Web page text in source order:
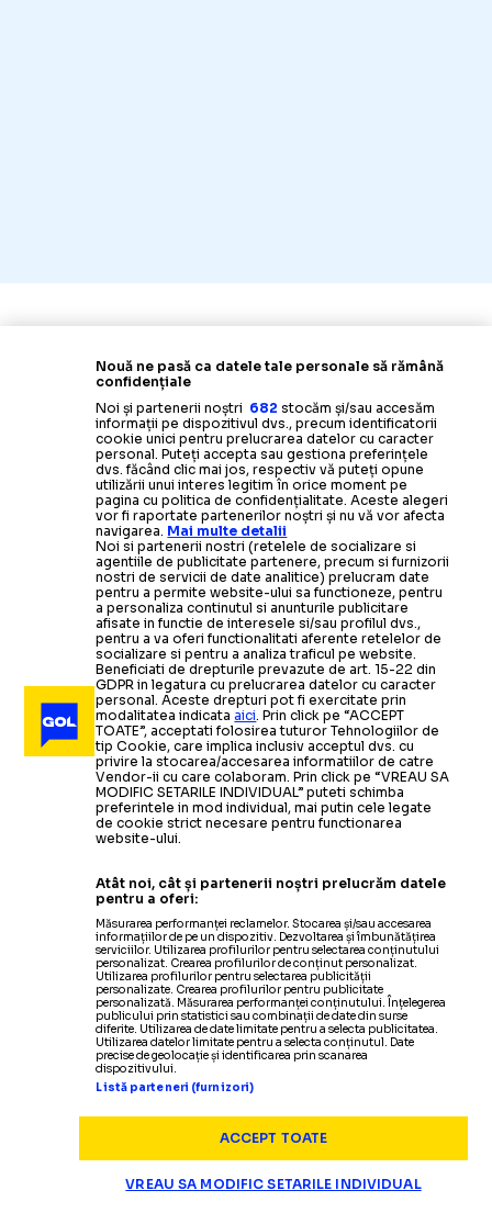
Nouă ne pasă ca datele tale personale să rămână
confidențiale
Noi și partenerii noștri 682 stocăm și/sau accesăm
informații pe dispozitivul dvs., precum identificatorii
cookie unici pentru prelucrarea datelor cu caracter
personal. Puteți accepta sau gestiona preferințele
dvs. făcând clic mai jos, respectiv vă puteți opune
utilizării unui interes legitim în orice moment pe
pagina cu politica de confidențialitate. Aceste alegeri
vor fi raportate partenerilor noștri și nu vă vor afecta
navigarea. Mai multe detalii
Noi si partenerii nostri (retelele de socializare si
agentiile de publicitate partenere, precum si furnizorii
nostri de servicii de date analitice) prelucram date
pentru a permite website-ului sa functioneze, pentru
a personaliza continutul si anunturile publicitare
afisate in functie de interesele si/sau profilul dvs.,
pentru a va oferi functionalitati aferente retelelor de
socializare si pentru a analiza traficul pe website.
Beneficiati de drepturile prevazute de art. 15-22 din
GDPR in legatura cu prelucrarea datelor cu caracter
personal. Aceste drepturi pot fi exercitate prin
modalitatea indicataaici. Prin click pe “ACCEPT
TOATE”, acceptati folosirea tuturor Tehnologiilor de
tip Cookie, care implica inclusiv acceptul dvs. cu
privire la stocarea/accesarea informatiilor de catre
Vendor-ii cu care colaboram. Prin click pe “VREAU SA
MODIFIC SETARILE INDIVIDUAL” puteti schimba
preferintele in mod individual, mai putin cele legate
de cookie strict necesare pentru functionarea
website-ului.
Atât noi, cât și partenerii noștri prelucrăm datele
pentru a oferi:
Măsurarea performanței reclamelor. Stocarea și/sau accesarea
informațiilor de pe un dispozitiv. Dezvoltarea și îmbunătățirea
serviciilor. Utilizarea profilurilor pentru selectarea conținutului
personalizat. Crearea profilurilor de conținut personalizat.
Utilizarea profilurilor pentru selectarea publicității
personalizate. Crearea profilurilor pentru publicitate
personalizată. Măsurarea performanței conținutului. Înțelegerea
publicului prin statistici sau combinații de date din surse
diferite. Utilizarea de date limitate pentru a selecta publicitatea.
Utilizarea datelor limitate pentru a selecta conținutul. Date
precise de geolocație și identificarea prin scanarea
dispozitivului.
Listă parteneri (furnizori)
ACCEPT TOATE
VREAU SA MODIFIC SETARILE INDIVIDUAL